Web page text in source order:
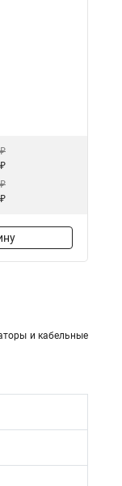
и кабельные